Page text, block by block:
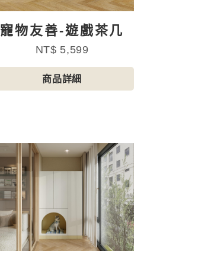
寵物友善-遊戲茶几
NT$ 5,599
商品詳細